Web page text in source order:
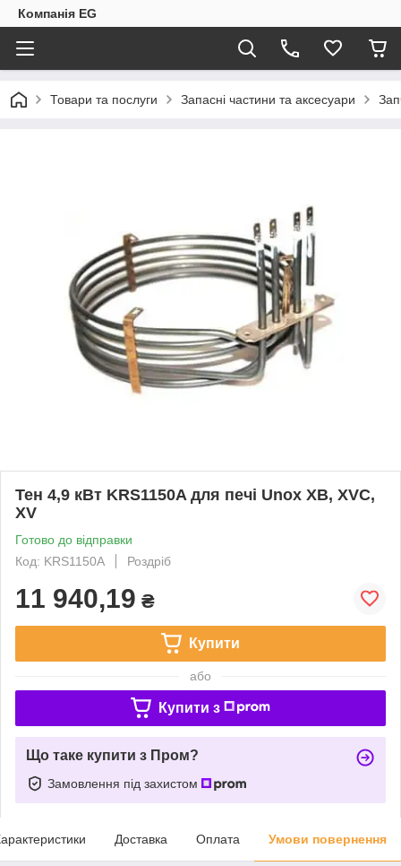
Компанія EG
Товари та послуги Запасні частини та аксесуари
Тен 4,9 кВт KRS1150A для печі Unox XB, XVC,
XV
Готово до відправки
Код: KRS1150A
Роздріб
11 940,19 ₴
Купити
або
Купити з
Що таке купити з Пром?
Замовлення під захистом
Доставка Оплата Умови повернення